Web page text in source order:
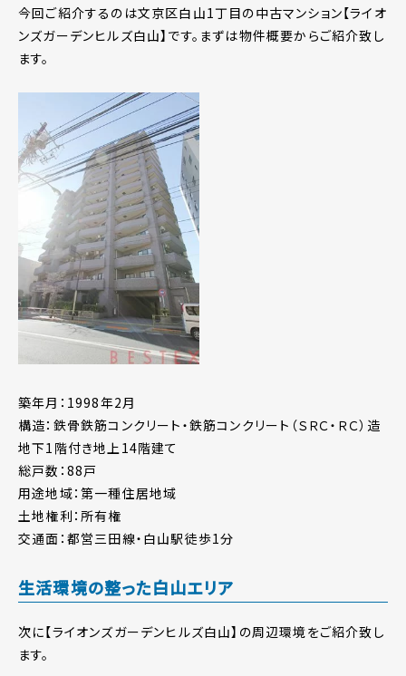
今回ご紹介するのは文京区白山1丁目の中古マンション【ライオ
ンズガーデンヒルズ白山】です。まずは物件概要からご紹介致し
ます。
築年月：1998年2月
構造：鉄骨鉄筋コンクリート・鉄筋コンクリート（ＳＲＣ・ＲＣ）造
地下1階付き地上14階建て
総戸数：88戸
用途地域：第一種住居地域
土地権利：所有権
交通面：都営三田線・白山駅徒歩1分
生活環境の整った白山エリア
次に【ライオンズガーデンヒルズ白山】の周辺環境をご紹介致し
ます。